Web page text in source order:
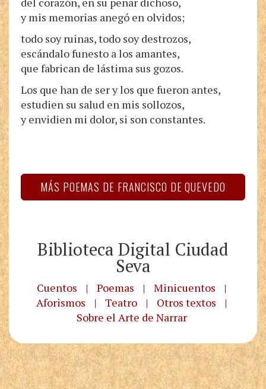
y mis memorias anegó en olvidos;
todo soy ruinas, todo soy destrozos,
escándalo funesto a los amantes,
que fabrican de lástima sus gozos.
Los que han de ser y los que fueron antes,
estudien su salud en mis sollozos,
y envidien mi dolor, si son constantes.
MÁS POEMAS DE FRANCISCO DE QUEVEDO
Biblioteca Digital Ciudad
Seva
Cuentos | Poemas | Minicuentos
|
Aforismos
| Teatro | Otros textos
|
Sobre el Arte de Narrar